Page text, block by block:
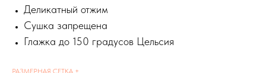
Деликатный отжим
Сушка запрещена
Глажка до 150 градусов Цельсия
РАЗМЕРНАЯ СЕТКА +